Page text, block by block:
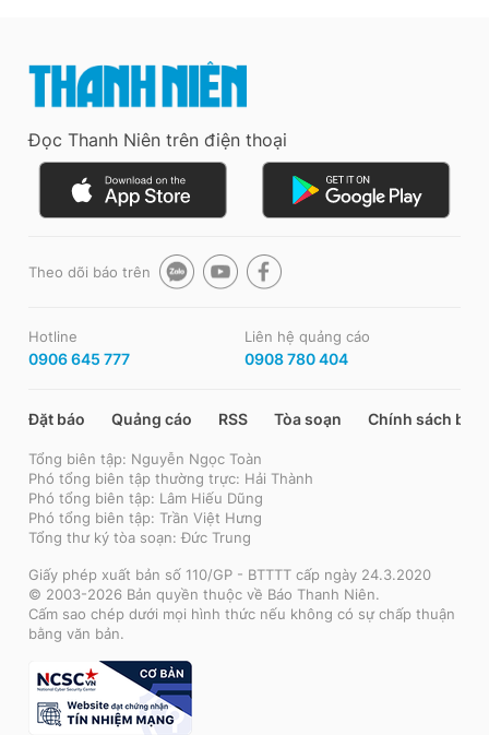
Đọc Thanh Niên trên điện thoại
Theo dõi báo trên
Hotline
0906 645 777
Liên hệ quảng cáo
0908 780 404
Đặt báo Quảng cáo RSS Tòa soạn Chính sách bảo
Tổng biên tập: Nguyễn Ngọc Toàn
Phó tổng biên tập thường trực: Hải Thành
Phó tổng biên tập: Lâm Hiếu Dũng
Phó tổng biên tập: Trần Việt Hưng
Tổng thư ký tòa soạn: Đức Trung
Giấy phép xuất bản số 110/GP - BTTTT cấp ngày 24.3.2020
© 2003-2026 Bản quyền thuộc về Báo Thanh Niên.
Cấm sao chép dưới mọi hình thức nếu không có sự chấp thuận
bằng văn bản.